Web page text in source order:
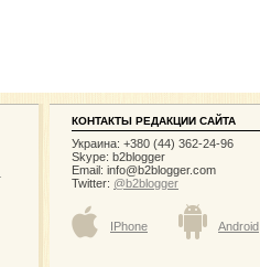
КОНТАКТЫ РЕДАКЦИИ САЙТА
Украина: +380 (44) 362-24-96
Skype: b2blogger
Email: info@b2blogger.com
Twitter: @b2blogger
IPhone Android